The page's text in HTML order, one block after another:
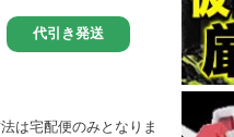
は宅配便のみとなりま